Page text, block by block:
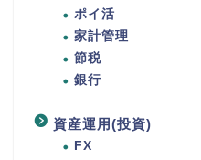
ポイ活
家計管理
節税
銀行
資産運用(投資)
FX